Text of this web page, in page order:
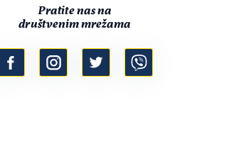
Pratite nas na
društvenim mrežama